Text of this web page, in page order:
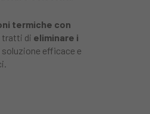
termiche con
tratti di eliminare i
soluzione efficace e